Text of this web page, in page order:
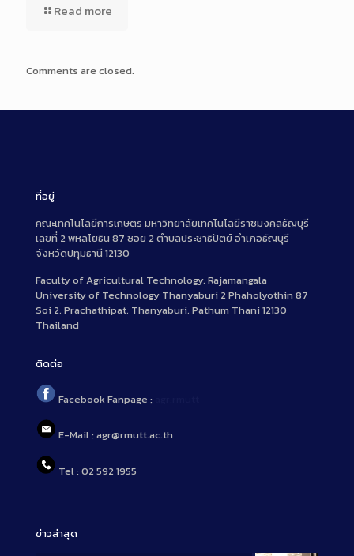
Read more
Comments are closed.
ที่อยู่
คณะเทคโนโลยีการเกษตร มหาวิทยาลัยเทคโนโลยีราชมงคลธัญบุรี
เลขที่ 2 พหลโยธิน 87 ซอย 2 ตำบลประชาธิปัตย์ อำเภอธัญบุรี
จังหวัดปทุมธานี 12130
Faculty of Agricultural Technology, Rajamangala
University of Technology Thanyaburi 2 Phaholyothin 87
Soi 2, Prachathipat, Thanyaburi, Pathum Thani 12130
Thailand
ติดต่อ
Facebook Fanpage :
E-Mail : agr@rmutt.ac.th
Tel : 02 592 1955
ข่าวล่าสุด